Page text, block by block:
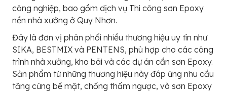
công nghiệp, bao gồm dịch vụ Thi công sơn Epoxy
nền nhà xưởng ở Quy Nhơn.
Đây là đơn vị phân phối nhiều thương hiệu uy tín như
SIKA, BESTMIX và PENTENS, phù hợp cho các công
trình nhà xưởng, kho bãi và các dự án cần sơn Epoxy.
Sản phẩm từ những thương hiệu này đáp ứng nhu cầu
tăng cứng bề mặt, chống thấm ngược, và sơn Epoxy